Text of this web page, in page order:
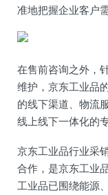
准地把握企业客户
在售前咨询之外，
维护，京东工业品
的线下渠道、物流
线上线下一体化的
京东工业品行业采
合作，是京东工业
工业品已围绕能源